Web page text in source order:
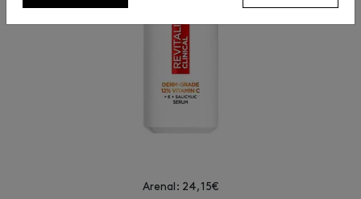
Arenal: 24,15€